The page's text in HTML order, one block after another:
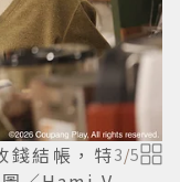
錢結帳，特3/5